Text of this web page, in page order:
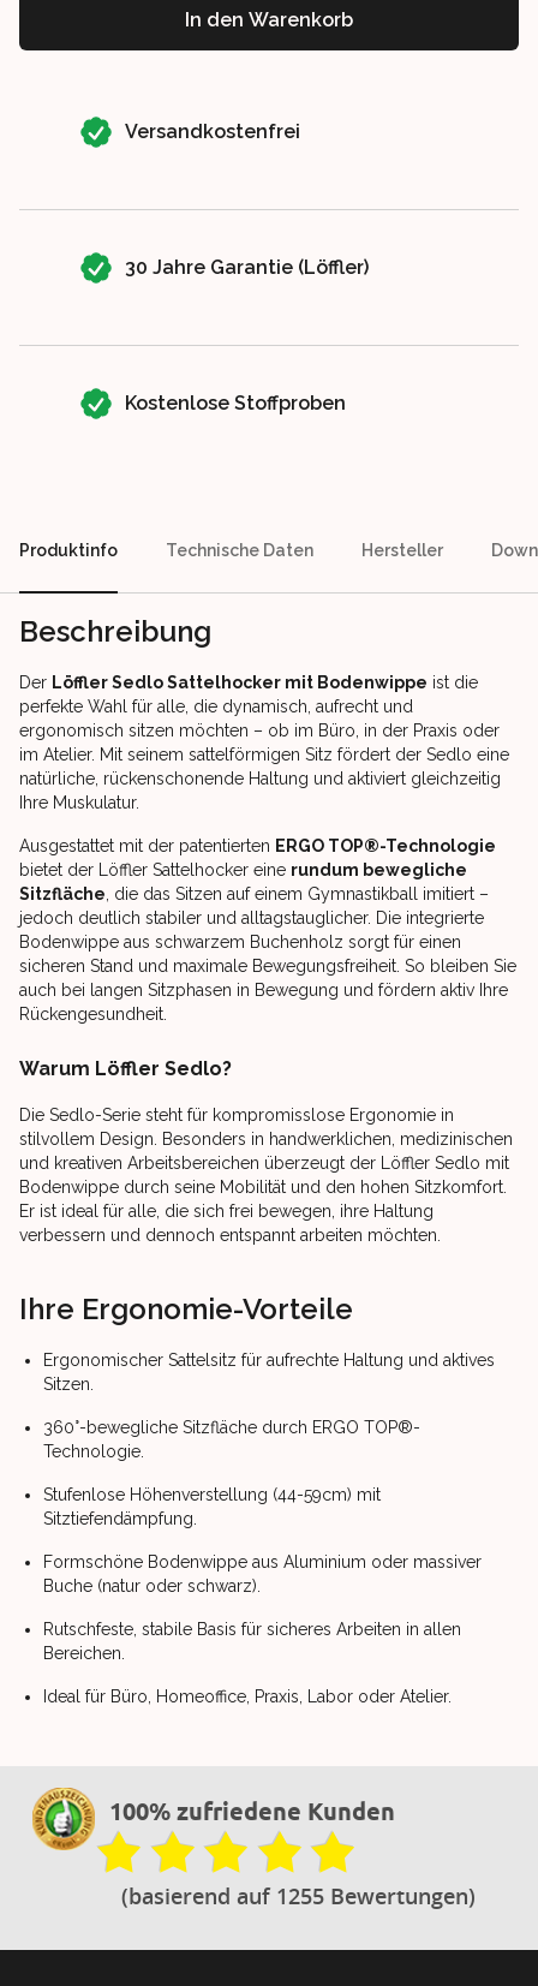
In den Warenkorb
Versandkostenfrei
30 Jahre Garantie (Löffler)
Kostenlose Stoffproben
Produktinfo Technische Daten Hersteller
Beschreibung
Der Löffler Sedlo Sattelhocker mit Bodenwippe ist die
perfekte Wahl für alle, die dynamisch, aufrecht und
ergonomisch sitzen möchten – ob im Büro, in der Praxis oder
im Atelier. Mit seinem sattelförmigen Sitz fördert der Sedlo eine
natürliche, rückenschonende Haltung und aktiviert gleichzeitig
Ihre Muskulatur.
Ausgestattet mit der patentierten ERGO TOP®-Technologie
bietet der Löffler Sattelhocker eine rundum bewegliche
Sitzfläche , die das Sitzen auf einem Gymnastikball imitiert –
jedoch deutlich stabiler und alltagstauglicher. Die integrierte
Bodenwippe aus schwarzem Buchenholz sorgt für einen
sicheren Stand und maximale Bewegungsfreiheit. So bleiben Sie
auch bei langen Sitzphasen in Bewegung und fördern aktiv Ihre
Rückengesundheit.
Warum Löffler Sedlo?
Die Sedlo-Serie steht für kompromisslose Ergonomie in
stilvollem Design. Besonders in handwerklichen, medizinischen
und kreativen Arbeitsbereichen überzeugt der Löffler Sedlo mit
Bodenwippe durch seine Mobilität und den hohen Sitzkomfort.
Er ist ideal für alle, die sich frei bewegen, ihre Haltung
verbessern und dennoch entspannt arbeiten möchten.
Ihre Ergonomie-Vorteile
Ergonomischer Sattelsitz für aufrechte Haltung und aktives
Sitzen.
360°-bewegliche Sitzfläche durch ERGO TOP®-
Technologie.
Stufenlose Höhenverstellung (44-59cm) mit
Sitztiefendämpfung.
Formschöne Bodenwippe aus Aluminium oder massiver
Buche (natur oder schwarz).
Rutschfeste, stabile Basis für sicheres Arbeiten in allen
Bereichen.
Ideal für Büro, Homeoffice, Praxis, Labor oder Atelier.
100% zufriedene Kunden
(basierend auf 1255 Bewertungen)